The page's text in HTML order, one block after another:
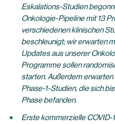
Eskalations-Studien
Onkologie-Pipeline mit 13
verschiedenen klinischen
beschleunigt; wir erwarten
Updates aus unserer
Programme sollen
starten. Außerdem
Phase-1-Studien, die sich
Phase befanden.
Erste kommerzielle